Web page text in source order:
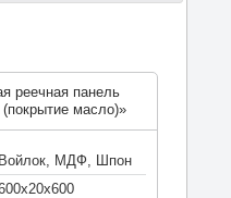
реечная панель
масло)»
Войлок, МДФ, Шпон